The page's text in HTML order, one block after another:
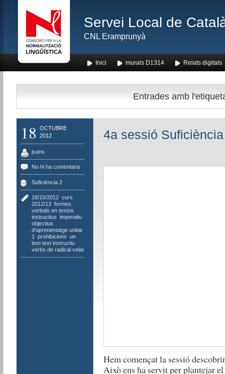
Servei Local de
CNL Eramprunyà
Inici murals D1314 Relats digitals
Entrades amb
18
OCTUBRE
2012
jsans
No hi ha comentaris
Suficiència 2
18/10/2012, curs
2012/13, formes
verbals en textos
instructius imperatiu,
objectius
d'aprenentatge unitat
1
prohibicions un
bon text instructiu,
verbs de radical velar
4a sessió
Hem començat la sessió
Això ens ha servit per plantejar